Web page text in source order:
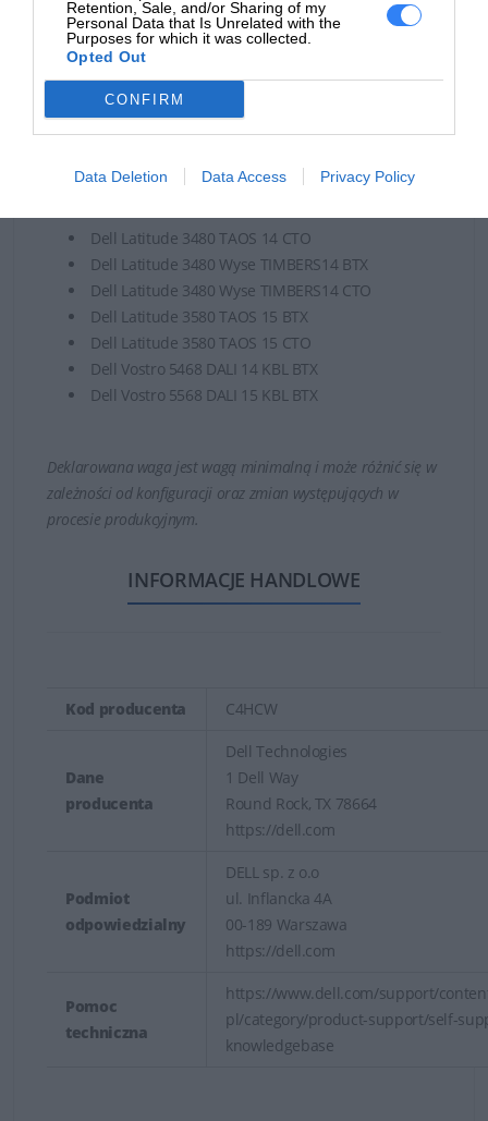
Retention, Sale, and/or Sharing of my
Personal Data that Is Unrelated with the
Purposes for which it was collected.
Opted Out
CONFIRM
Data Deletion Data Access Privacy Policy
Dell Inspiron 7368 STARLORD 13 BBY BTX
Dell Inspiron 7378 STARLORD 13 BBY KBL BTX
Dell Inspiron 7460 ASTRO 14 BTX
Dell Inspiron 7560 ASTRO 15 BTX
Dell Inspiron 7569 STARLORD 15 BBY BTX
Dell Latitude 3379 STARLORD L BTX
Dell Latitude 3480 TAOS 14 CTO
Dell Latitude 3480 Wyse TIMBERS14 BTX
Dell Latitude 3480 Wyse TIMBERS14 CTO
Dell Latitude 3580 TAOS 15 BTX
Dell Latitude 3580 TAOS 15 CTO
Dell Vostro 5468 DALI 14 KBL BTX
Dell Vostro 5568 DALI 15 KBL BTX
Deklarowana waga jest wagą minimalną i może różnić się w
zależności od konfiguracji oraz zmian występujących w
procesie produkcyjnym.
INFORMACJE HANDLOWE
Kod producenta C4HCW
Dane
producenta
Dell Technologies
1 Dell Way
Round Rock, TX 78664
https://dell.com
Podmiot
odpowiedzialny
DELL sp. z o.o
ul. Inflancka 4A
00-189 Warszawa
https://dell.com
Pomoc
techniczna
https://www.dell.com/support/
pl/category/product-support/self-
knowledgebase